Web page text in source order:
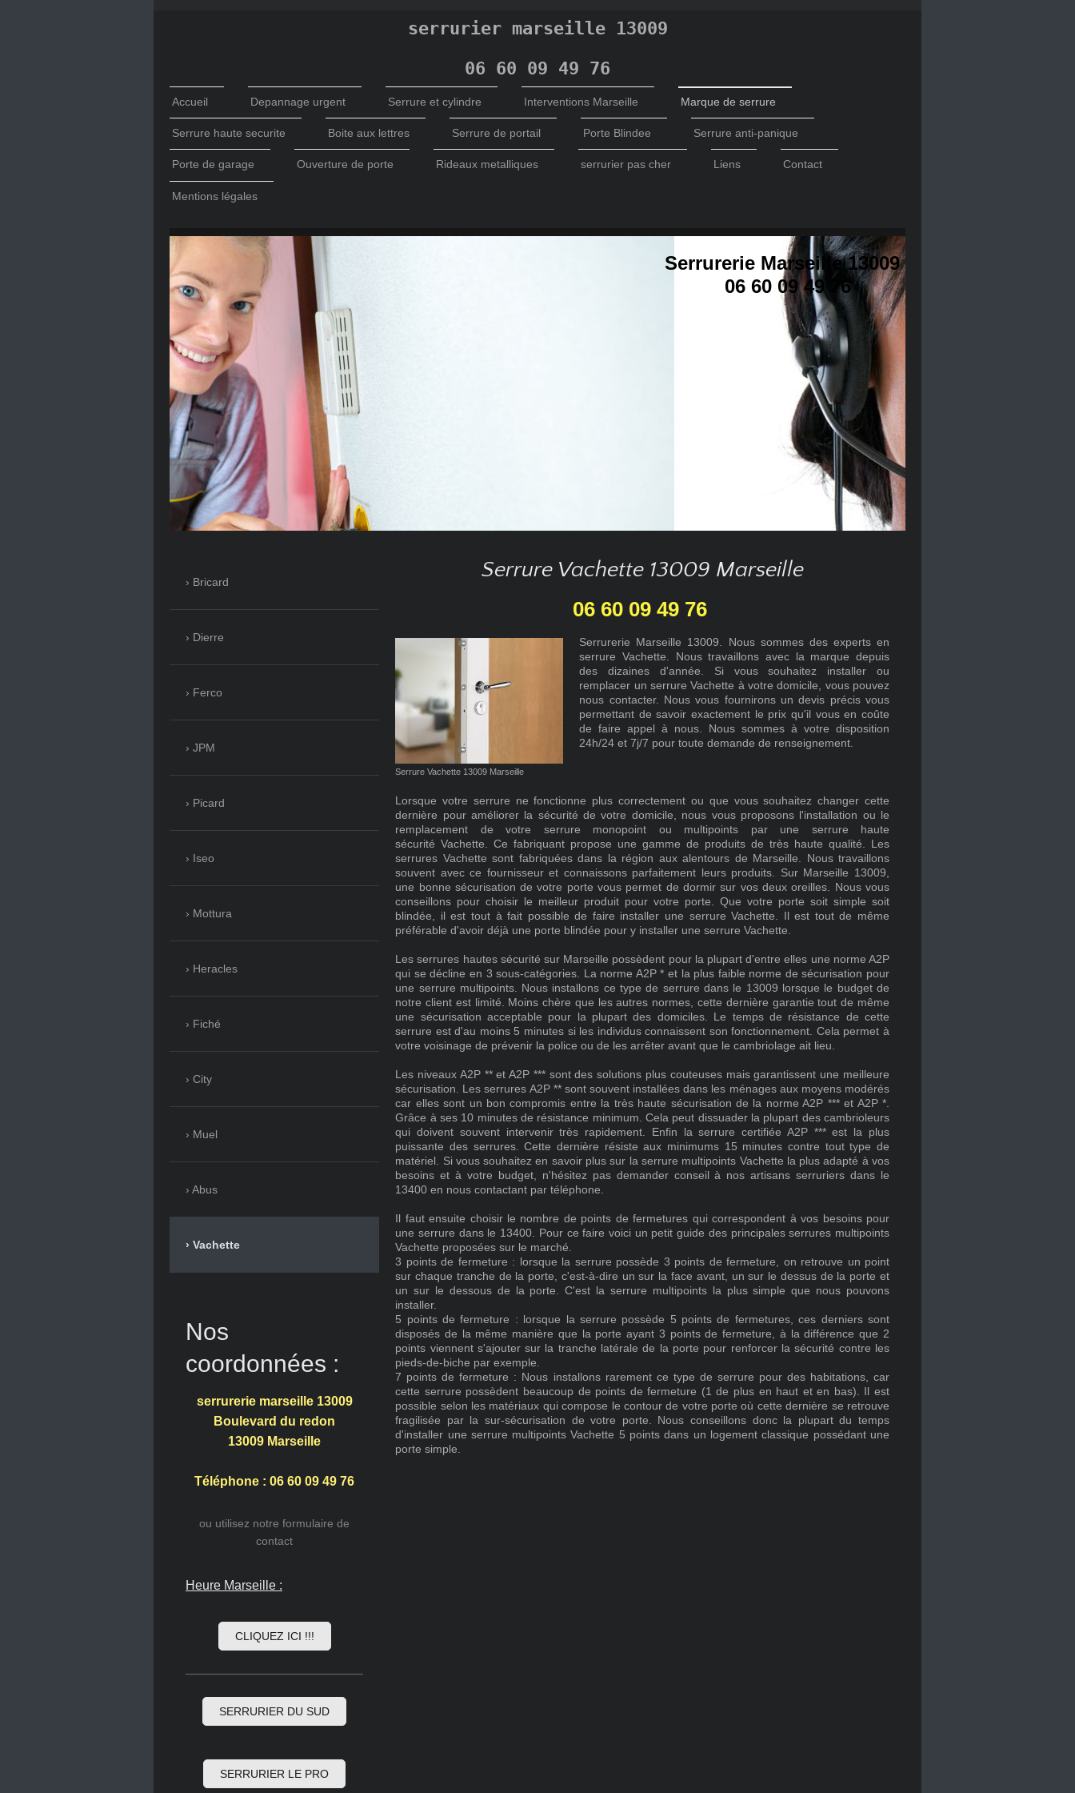
serrurier marseille 13009
06 60 09 49 76
Accueil Depannage urgent Serrure et cylindre Interventions Marseille Marque de serrure
Serrure haute securite Boite aux lettres Serrure de portail Porte Blindee Serrure anti-panique
Porte de garage Ouverture de porte Rideaux metalliques serrurier pas cher Liens Contact
Mentions légales
Serrurerie Marseille 13009
06 60 09 49 76
Serrure Vachette 13009 Marseille
06 60 09 49 76
Serrure Vachette 13009 Marseille
Serrurerie Marseille 13009. Nous sommes des experts en
serrure Vachette. Nous travaillons avec la marque depuis
des dizaines d'année. Si vous souhaitez installer ou
remplacer un serrure Vachette à votre domicile, vous pouvez
nous contacter. Nous vous fournirons un devis précis vous
permettant de savoir exactement le prix qu'il vous en coûte
de faire appel à nous. Nous sommes à votre disposition
24h/24 et 7j/7 pour toute demande de renseignement.
Lorsque votre serrure ne fonctionne plus correctement ou que vous souhaitez changer cette
dernière pour améliorer la sécurité de votre domicile, nous vous proposons l'installation ou le
remplacement de votre serrure monopoint ou multipoints par une serrure haute
sécurité Vachette. Ce fabriquant propose une gamme de produits de très haute qualité. Les
serrures Vachette sont fabriquées dans la région aux alentours de Marseille. Nous travaillons
souvent avec ce fournisseur et connaissons parfaitement leurs produits. Sur Marseille 13009,
une bonne sécurisation de votre porte vous permet de dormir sur vos deux oreilles. Nous vous
conseillons pour choisir le meilleur produit pour votre porte. Que votre porte soit simple soit
blindée, il est tout à fait possible de faire installer une serrure Vachette. Il est tout de même
préférable d'avoir déjà une porte blindée pour y installer une serrure Vachette.
Les serrures hautes sécurité sur Marseille possèdent pour la plupart d'entre elles une norme A2P
qui se décline en 3 sous-catégories. La norme A2P * et la plus faible norme de sécurisation pour
une serrure multipoints. Nous installons ce type de serrure dans le 13009 lorsque le budget de
notre client est limité. Moins chère que les autres normes, cette dernière garantie tout de même
une sécurisation acceptable pour la plupart des domiciles. Le temps de résistance de cette
serrure est d'au moins 5 minutes si les individus connaissent son fonctionnement. Cela permet à
votre voisinage de prévenir la police ou de les arrêter avant que le cambriolage ait lieu.
Les niveaux A2P ** et A2P *** sont des solutions plus couteuses mais garantissent une meilleure
sécurisation. Les serrures A2P ** sont souvent installées dans les ménages aux moyens modérés
car elles sont un bon compromis entre la très haute sécurisation de la norme A2P *** et A2P *.
Grâce à ses 10 minutes de résistance minimum. Cela peut dissuader la plupart des cambrioleurs
qui doivent souvent intervenir très rapidement. Enfin la serrure certifiée A2P *** est la plus
puissante des serrures. Cette dernière résiste aux minimums 15 minutes contre tout type de
matériel. Si vous souhaitez en savoir plus sur la serrure multipoints Vachette la plus adapté à vos
besoins et à votre budget, n'hésitez pas demander conseil à nos artisans serruriers dans le
13400 en nous contactant par téléphone.
Il faut ensuite choisir le nombre de points de fermetures qui correspondent à vos besoins pour
une serrure dans le 13400. Pour ce faire voici un petit guide des principales serrures multipoints
Vachette proposées sur le marché.
3 points de fermeture : lorsque la serrure possède 3 points de fermeture, on retrouve un point
sur chaque tranche de la porte, c'est-à-dire un sur la face avant, un sur le dessus de la porte et
un sur le dessous de la porte. C'est la serrure multipoints la plus simple que nous pouvons
installer.
5 points de fermeture : lorsque la serrure possède 5 points de fermetures, ces derniers sont
disposés de la même manière que la porte ayant 3 points de fermeture, à la différence que 2
points viennent s'ajouter sur la tranche latérale de la porte pour renforcer la sécurité contre les
pieds-de-biche par exemple.
7 points de fermeture : Nous installons rarement ce type de serrure pour des habitations, car
cette serrure possèdent beaucoup de points de fermeture (1 de plus en haut et en bas). Il est
possible selon les matériaux qui compose le contour de votre porte où cette dernière se retrouve
fragilisée par la sur-sécurisation de votre porte. Nous conseillons donc la plupart du temps
d'installer une serrure multipoints Vachette 5 points dans un logement classique possédant une
porte simple.
Bricard
Dierre
Ferco
JPM
Picard
Iseo
Mottura
Heracles
Fiché
City
Muel
Abus
Vachette
Nos
coordonnées :
serrurerie marseille 13009
Boulevard du redon
13009 Marseille
Téléphone : 06 60 09 49 76
ou utilisez notre formulaire de
contact
Heure Marseille :
CLIQUEZ ICI !!!
SERRURIER DU SUD
SERRURIER LE PRO